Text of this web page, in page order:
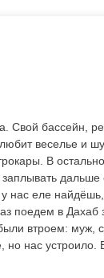
бассейн,
веселье и
В
еле найдёшь,
поедем в
втроем: муж,
нас устроило.